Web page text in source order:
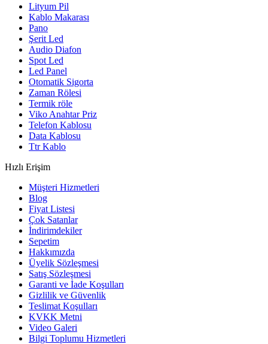
Lityum Pil
Kablo Makarası
Pano
Şerit Led
Audio Diafon
Spot Led
Led Panel
Otomatik Sigorta
Zaman Rölesi
Termik röle
Viko Anahtar Priz
Telefon Kablosu
Data Kablosu
Ttr Kablo
Hızlı Erişim
Müşteri Hizmetleri
Blog
Fiyat Listesi
Çok Satanlar
İndirimdekiler
Sepetim
Hakkımızda
Üyelik Sözleşmesi
Satış Sözleşmesi
Garanti ve İade Koşulları
Gizlilik ve Güvenlik
Teslimat Koşulları
KVKK Metni
Video Galeri
Bilgi Toplumu Hizmetleri